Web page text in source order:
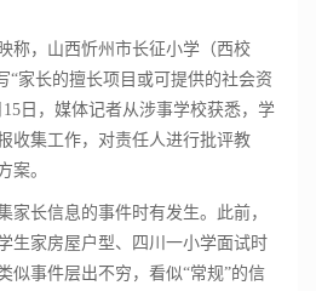
称，山西忻州市长征小学（西校
“家长的擅长项目或可提供的社会资
日，媒体记者从涉事学校获悉，学
收集工作，对责任人进行批评教
案。
家长信息的事件时有发生。此前，
生家房屋户型、四川一小学面试时
似事件层出不穷，看似“常规”的信